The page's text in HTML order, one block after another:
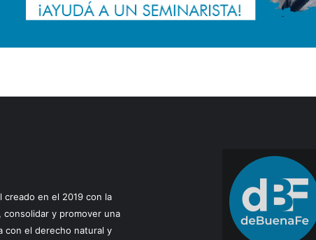
creado en el 2019 con la
y promover una
con el derecho natural y